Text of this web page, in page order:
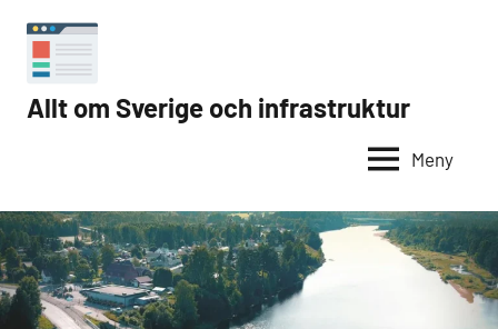
innehåll
Allt om Sverige och infrastruktur
Internet
Meny